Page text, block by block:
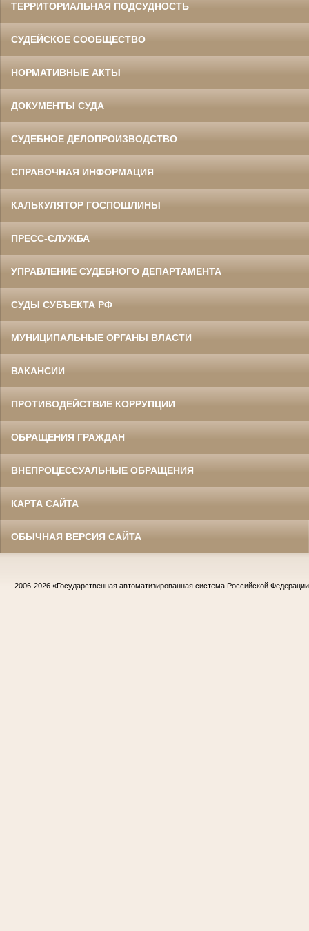
ТЕРРИТОРИАЛЬНАЯ ПОДСУДНОСТЬ
СУДЕЙСКОЕ СООБЩЕСТВО
НОРМАТИВНЫЕ АКТЫ
ДОКУМЕНТЫ СУДА
СУДЕБНОЕ ДЕЛОПРОИЗВОДСТВО
СПРАВОЧНАЯ ИНФОРМАЦИЯ
КАЛЬКУЛЯТОР ГОСПОШЛИНЫ
ПРЕСС-СЛУЖБА
УПРАВЛЕНИЕ СУДЕБНОГО ДЕПАРТАМЕНТА
СУДЫ СУБЪЕКТА РФ
МУНИЦИПАЛЬНЫЕ ОРГАНЫ ВЛАСТИ
ВАКАНСИИ
ПРОТИВОДЕЙСТВИЕ КОРРУПЦИИ
ОБРАЩЕНИЯ ГРАЖДАН
ВНЕПРОЦЕССУАЛЬНЫЕ ОБРАЩЕНИЯ
КАРТА САЙТА
ОБЫЧНАЯ ВЕРСИЯ САЙТА
2006-2026 «Государственная автоматизированная система Российской